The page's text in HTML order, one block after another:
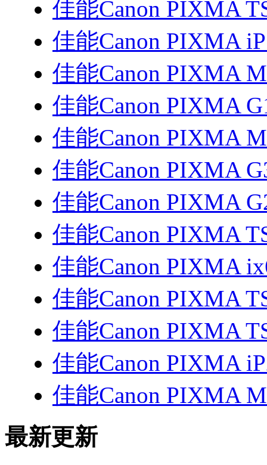
佳能Canon PIXMA
佳能Canon PIXMA
佳能Canon PIXMA
佳能Canon PIXMA
佳能Canon PIXMA
佳能Canon PIXMA
佳能Canon PIXMA
佳能Canon PIXMA
佳能Canon PIXMA
佳能Canon PIXMA
佳能Canon PIXMA
佳能Canon PIXMA
佳能Canon PIXMA
最新更新